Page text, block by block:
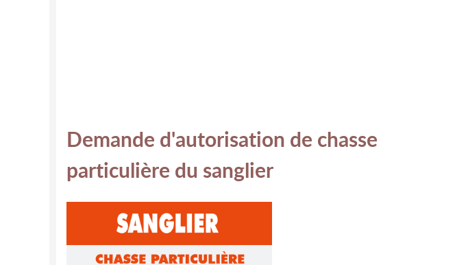
Demande d'autorisation de chasse
particulière du sanglier